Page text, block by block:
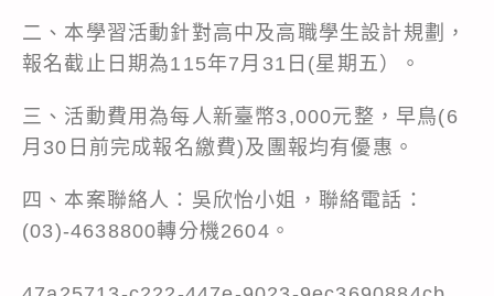
二、本學習活動針對高中及高職學生設計規劃，
報名截止日期為115年7月31日(星期五）。
三、活動費用為每人新臺幣3,000元整，早鳥(6
月30日前完成報名繳費)及團報均有優惠。
四、本案聯絡人：吳欣怡小姐，聯絡電話：
(03)-4638800轉分機2604。